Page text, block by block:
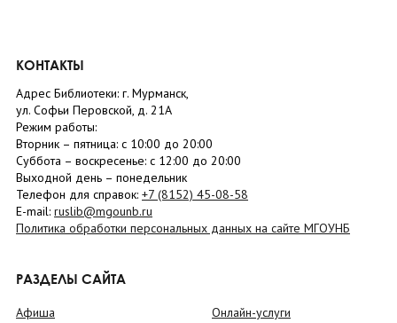
КОНТАКТЫ
Адрес Библиотеки: г. Мурманск,
ул. Софьи Перовской, д. 21А
Режим работы:
Вторник – пятница: с 10:00 до 20:00
Суббота – воскресенье: c 12:00 до 20:00
Выходной день – понедельник
Телефон для справок: +7 (8152) 45-08-58
E-mail: ruslib@mgounb.ru
Политика обработки персональных данных на сайте МГОУНБ
РАЗДЕЛЫ САЙТА
Афиша
Онлайн-услуги